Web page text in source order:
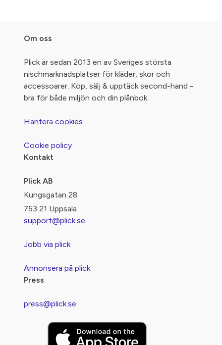
Om oss
Plick är sedan 2013 en av Sveriges största
nischmarknadsplatser för kläder, skor och
accessoarer. Köp, sälj & upptäck second-hand -
bra för både miljön och din plånbok.
Hantera cookies
Cookie policy
Kontakt
Plick AB
Kungsgatan 28
753 21 Uppsala
support@plick.se
Jobb via plick
Annonsera på plick
Press
press@plick.se